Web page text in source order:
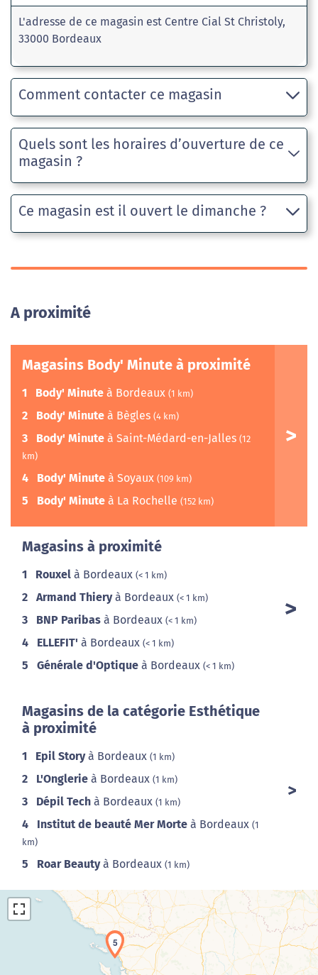
L'adresse de ce magasin est Centre Cial St Christoly,
33000 Bordeaux
Comment contacter ce magasin
Quels sont les horaires d’ouverture de ce
magasin ?
Ce magasin est il ouvert le dimanche ?
A proximité
Magasins Body' Minute à proximité
1 Body' Minute à Bordeaux (1 km)
2 Body' Minute à Bègles (4 km)
3 Body' Minute à Saint-Médard-en-Jalles (12
km)
4 Body' Minute à Soyaux (109 km)
5 Body' Minute à La Rochelle (152 km)
Magasins à proximité
1 Rouxel à Bordeaux (< 1 km)
2 Armand Thieryà Bordeaux (< 1 km)
3 BNP Paribas à Bordeaux (< 1 km)
4 ELLEFIT' à Bordeaux (< 1 km)
5 Générale d'Optique à Bordeaux (< 1 km)
Magasins de la catégorie Esthétique
à proximité
1 Epil Storyà Bordeaux (1 km)
2 L'Onglerie à Bordeaux (1 km)
3 Dépil Tech à Bordeaux (1 km)
4 Institut de beauté Mer Morte à Bordeaux (1
km)
5 Roar Beautyà Bordeaux (1 km)
5